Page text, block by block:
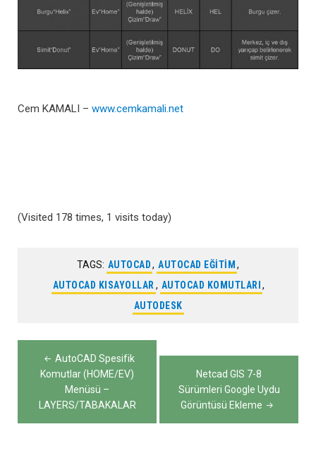
Cem KAMALI – www.cemkamali.net
(Visited 178 times, 1 visits today)
TAGS: AUTOCAD , AUTOCAD EĞITIM ,
AUTOCAD KISAYOLLAR , AUTOCAD KOMUTLARI ,
AUTODESK
Yazı
gezinmesi
AutoCAD Spesifik
Komutlar (HOME/EV)
Menüsü –
LAYERS/TABAKALAR
Netcad GIS 7-8
Sürümleri Google Uydu
Görüntüsü Ekleme